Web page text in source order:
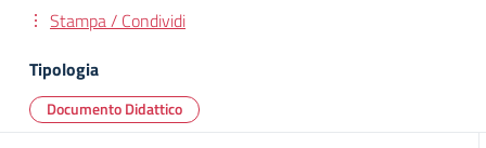
Stampa / Condividi
Tipologia
Documento Didattico